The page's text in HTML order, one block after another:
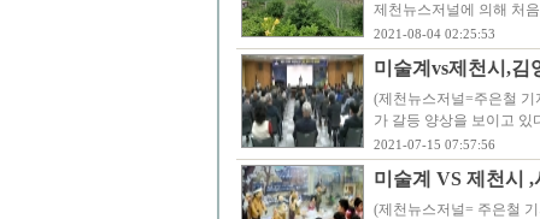
제천뉴스저널에 의해 처
2021-08-04 02:25:53
미술계vs제천시,
(제천뉴스저널=주은철
가 갈등 양상을 보이고
2021-07-15 07:57:56
미술계 VS 제천시
(제천뉴스저널= 주은철